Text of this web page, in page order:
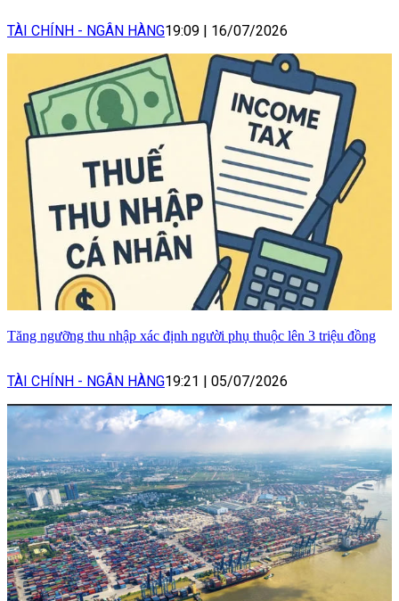
TÀI CHÍNH - NGÂN HÀNG19:09 16/07/2026
Tăng ngưỡng thu nhập xác định người phụ thuộc lên 3 triệu đồng
TÀI CHÍNH - NGÂN HÀNG19:21 05/07/2026